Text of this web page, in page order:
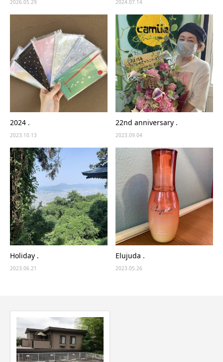
2026.05.29 2024.07.14
2024 .
2023.10.13
22nd anniversary .
2023.09.04
Holiday .
2023.06.21
Elujuda .
2023.05.26